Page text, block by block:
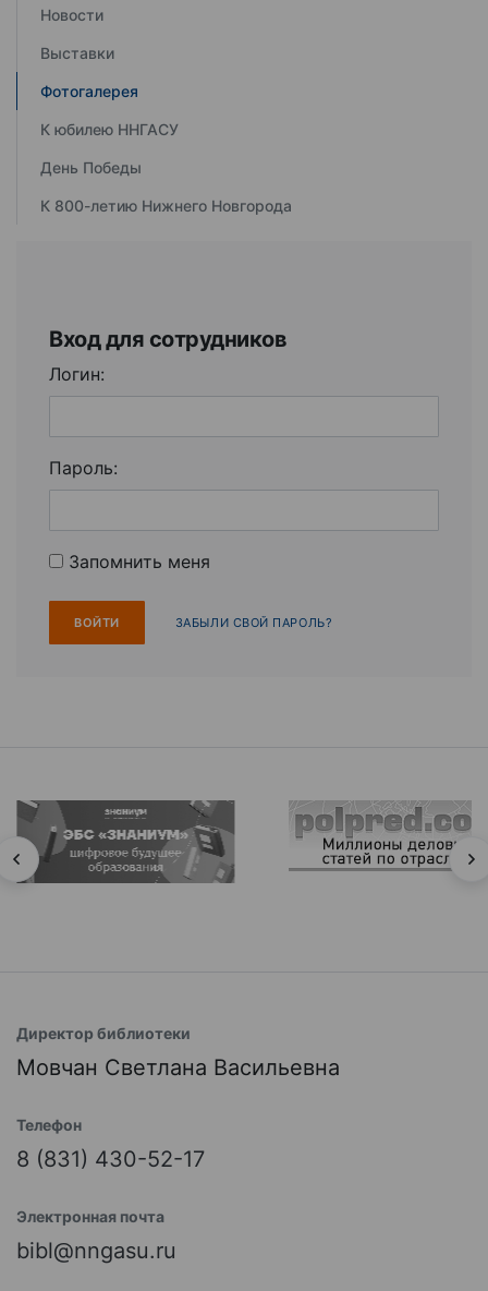
Новости
Выставки
Фотогалерея
К юбилею ННГАСУ
День Победы
К 800-летию Нижнего Новгорода
Вход для сотрудников
Логин:
Пароль:
Запомнить меня
ЗАБЫЛИ СВОЙ ПАРОЛЬ?
Директор библиотеки
Мовчан Светлана Васильевна
Телефон
8 (831) 430-52-17
Электронная почта
bibl@nngasu.ru